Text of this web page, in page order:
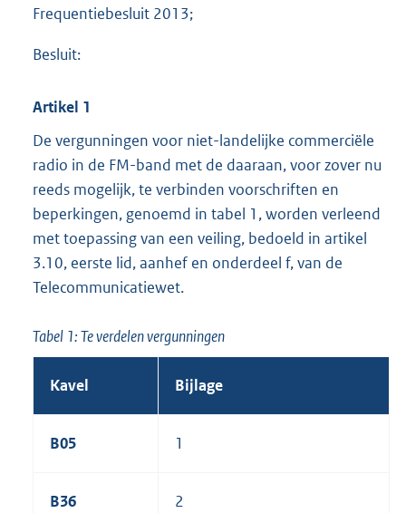
Frequentiebesluit 2013;
Besluit:
Artikel 1
De vergunningen voor niet-landelijke commerciële
radio in de FM-band met de daaraan, voor zover nu
reeds mogelijk, te verbinden voorschriften en
beperkingen, genoemd in tabel 1, worden verleend
met toepassing van een veiling, bedoeld in artikel
3.10, eerste lid, aanhef en onderdeel f, van de
Telecommunicatiewet.
Tabel 1: Te verdelen vergunningen
Kavel Bijlage
B05 1
B36 2